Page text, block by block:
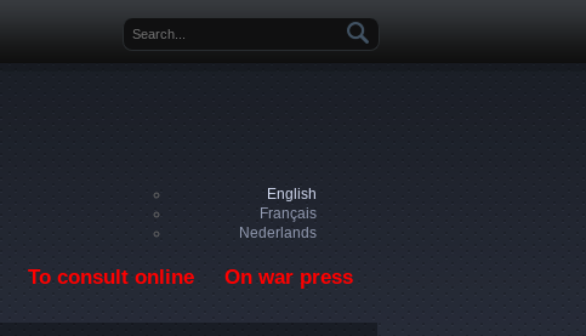
Search form
English
Français
Nederlands
To consult online On war press